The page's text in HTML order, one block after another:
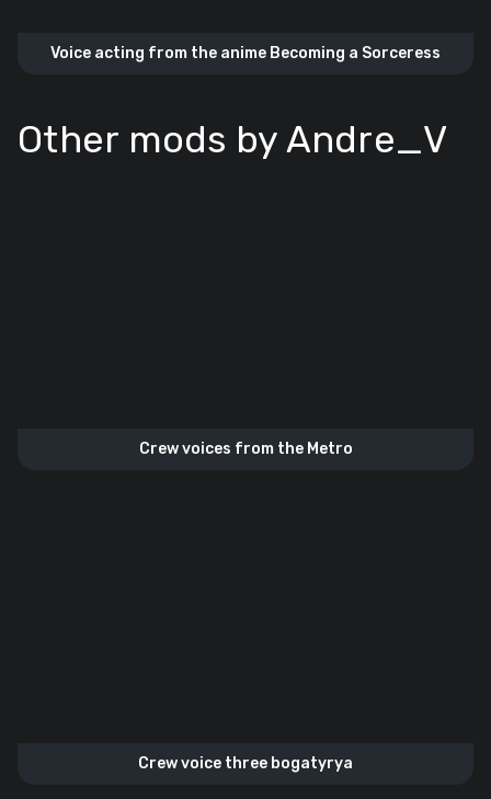
Voice acting from the anime Becoming a Sorceress
Other mods by Andre_V
Crew voices from the Metro
Crew voice three bogatyrya